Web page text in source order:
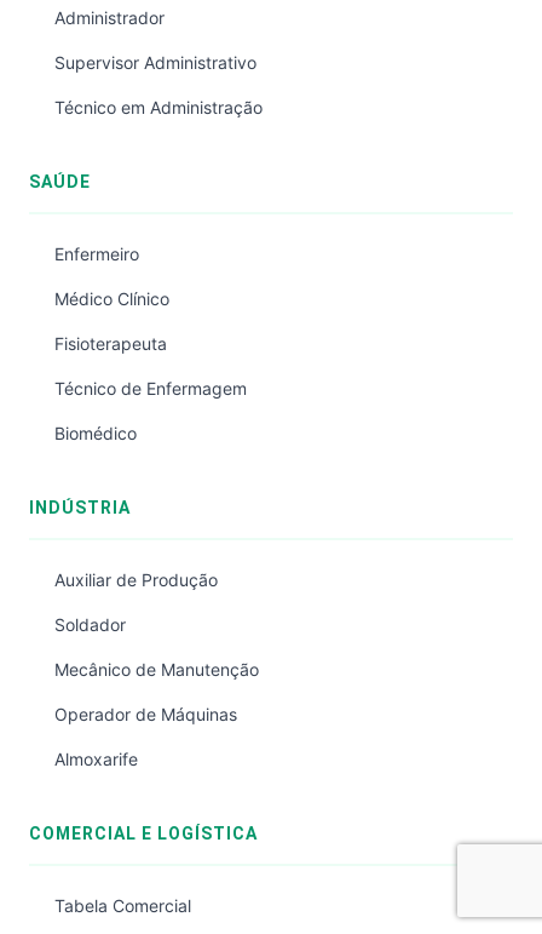
Administrador
Supervisor Administrativo
Técnico em Administração
SAÚDE
Enfermeiro
Médico Clínico
Fisioterapeuta
Técnico de Enfermagem
Biomédico
INDÚSTRIA
Auxiliar de Produção
Soldador
Mecânico de Manutenção
Operador de Máquinas
Almoxarife
COMERCIAL E LOGÍSTICA
Tabela Comercial